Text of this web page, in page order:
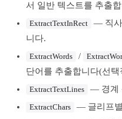
서 일반 텍스트를 추출
ExtractTextInRect
— 직사
니다.
ExtractWords /
단어를 추출합니다(선
ExtractTextLines — 경계
ExtractChars — 글리프